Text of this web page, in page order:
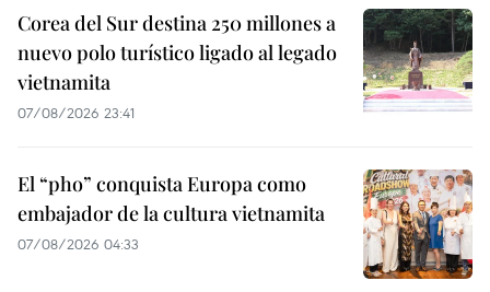
Corea del Sur destina 250 millones a
nuevo polo turístico ligado al legado
vietnamita
07/08/2026 23:41
El “pho” conquista Europa como
embajador de la cultura vietnamita
07/08/2026 04:33